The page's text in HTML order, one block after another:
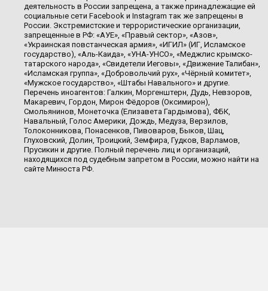
деятельность в России запрещена, а также принадлежащие ей
социальные сети Facebook и Instagram так же запрещены в
России. Экстремистские и террористические организации,
запрещенные в РФ: «АУЕ», «Правый сектор», «Азов»,
«Украинская повстанческая армия», «ИГИЛ» (ИГ, Исламское
государство), «Аль-Каида», «УНА-УНСО», «Меджлис крымско-
татарского народа», «Свидетели Иеговы», «Движение Талибан»,
«Исламская группа», «Добровольчий рух», «Чёрный комитет»,
«Мужское государство», «Штабы Навального» и другие.
Перечень иноагентов: Галкин, Моргенштерн, Дудь, Невзоров,
Макаревич, Гордон, Мирон Фёдоров (Оксимирон),
Смольянинов, Монеточка (Елизавета Гардымова), ФБК,
Навальный, Голос Америки, Дождь, Медуза, Верзилов,
Толоконникова, Понасенков, Пивоваров, Быков, Шац,
Глуховский, Долин, Троицкий, Земфира, Гудков, Варламов,
Прусикин и другие. Полный перечень лиц и организаций,
находящихся под судебным запретом в России, можно найти на
сайте Минюста РФ.